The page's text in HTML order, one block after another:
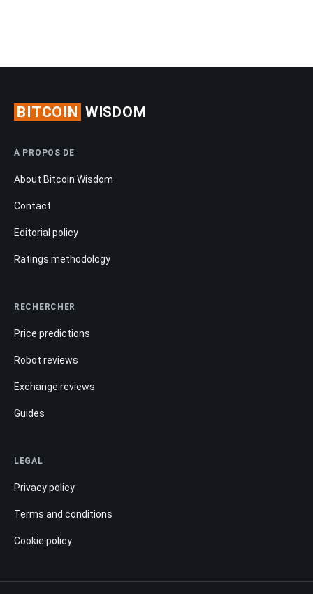
BITCOIN WISDOM
À PROPOS DE
About Bitcoin Wisdom
Contact
Editorial policy
Ratings methodology
RECHERCHER
Price predictions
Robot reviews
Exchange reviews
Guides
LEGAL
Privacy policy
Terms and conditions
Cookie policy